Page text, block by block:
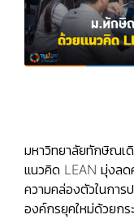
มหาวิทยาลัยทักษิณเ
แนวคิด LEAN มุ่งลด
ความคล่องตัวในการ
องค์กรยุคใหม่ด้วยกร